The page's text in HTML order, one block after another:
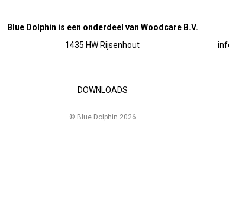
Blue Dolphin is een onderdeel van Woodcare B.V.
1435 HW Rijsenhout
DOWNLOADS
© Blue Dolphin 2026